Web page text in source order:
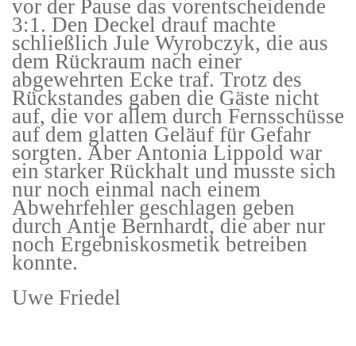
vor der Pause das vorentscheidende
3:1. Den Deckel drauf machte
schließlich Jule Wyrobczyk, die aus
dem Rückraum nach einer
abgewehrten Ecke traf. Trotz des
Rückstandes gaben die Gäste nicht
auf, die vor allem durch Fernsschüsse
auf dem glatten Geläuf für Gefahr
sorgten. Aber Antonia Lippold war
ein starker Rückhalt und musste sich
nur noch einmal nach einem
Abwehrfehler geschlagen geben
durch Antje Bernhardt, die aber nur
noch Ergebniskosmetik betreiben
konnte.
Uwe Friedel